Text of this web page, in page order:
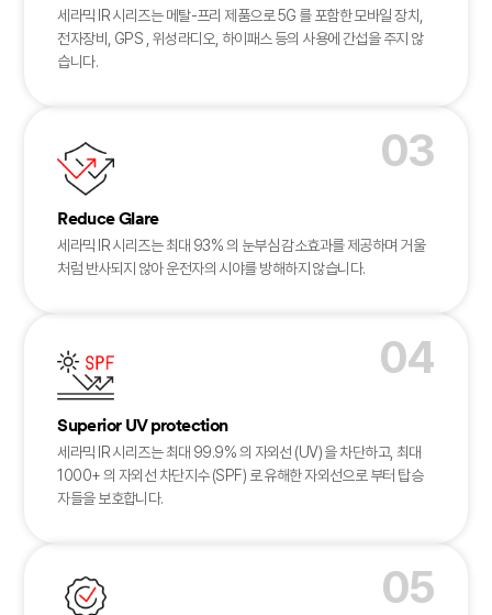
세라믹 IR 시리즈는 메탈-프리 제품으로 5G 를 포함한 모바일 장치,
전자장비, GPS , 위성라디오, 하이패스 등의 사용에 간섭을 주지 않
습니다.
03
Reduce Glare
세라믹 IR 시리즈는 최대 93% 의 눈부심 감소효과를 제공하며 거울
처럼 반사되지 않아 운전자의 시야를 방해하지 않습니다.
04
Superior UV protection
세라믹 IR 시리즈는 최대 99.9% 의 자외선 (UV) 을 차단하고, 최대
1000+ 의 자외선 차단지수 (SPF) 로 유해한 자외선으로 부터 탑승
자들을 보호합니다.
05